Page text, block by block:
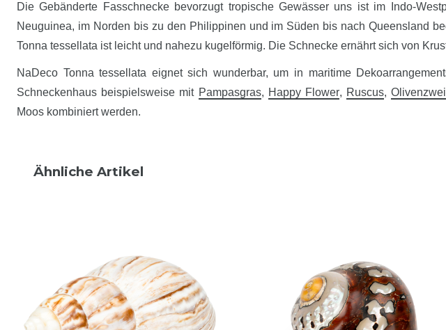
Die Gebänderte Fasschnecke bevorzugt tropische Gewässer uns ist im Indo-
Neuguinea, im Norden bis zu den Philippinen und im Süden bis nach Queensland
Tonna tessellata ist leicht und nahezu kugelförmig. Die Schnecke ernährt sich von
NaDeco Tonna tessellata eignet sich wunderbar, um in maritime
Schneckenhaus beispielsweise mit Pampasgras, Happy Flower, Ruscus,
Moos kombiniert werden.
Ähnliche Artikel